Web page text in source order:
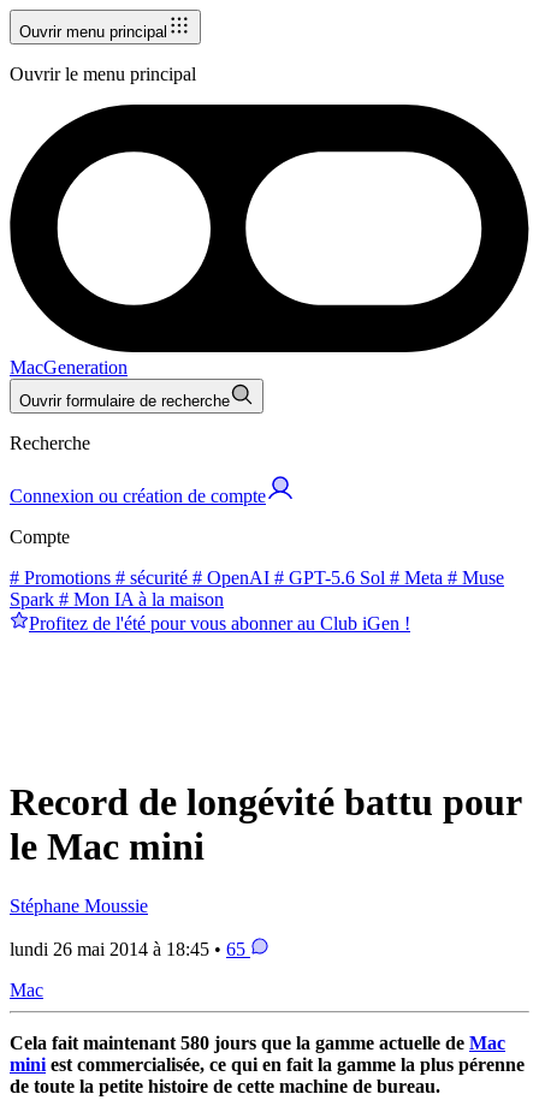
Ouvrir menu principal
Ouvrir le menu principal
MacGeneration
Ouvrir formulaire de recherche
Recherche
Connexion ou création de compte
Compte
# Promotions # sécurité # OpenAI # GPT-5.6 Sol # Meta # Muse
Spark # Mon IA à la maison
Profitez de l'été pour vous abonner au Club iGen !
Record de longévité battu pour
le Mac mini
Stéphane Moussie
lundi 26 mai 2014 à 18:45 • 65
Mac
Cela fait maintenant 580 jours que la gamme actuelle de Mac
mini est commercialisée, ce qui en fait la gamme la plus pérenne
de toute la petite histoire de cette machine de bureau.